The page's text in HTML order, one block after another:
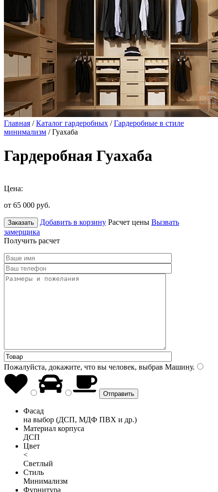
Главная /Каталог гардеробных /Гардеробные в стиле
минимализм / Гуахаба
Гардеробная Гуахаба
Цена:
от 65 000 руб.
Заказать Добавить в корзину Расчет цены Вызвать
замерщика
Получить расчет
Пожалуйста, докажите, что вы человек, выбрав Машину.
Фасад
на выбор (ДСП, МДФ ПВХ и др.)
Материал корпуса
ДСП
Цвет
<
Светлый
Стиль
Минимализм
Фурнитура